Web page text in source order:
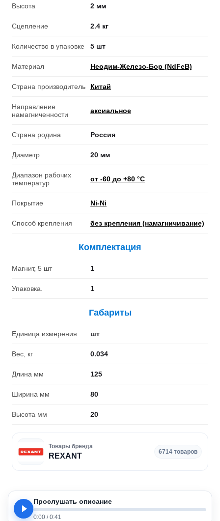
Высота 2 мм
Сцепление 2.4 кг
Количество в упаковке 5 шт
Материал Неодим-Железо-Бор (NdFeB)
Страна производитель Китай
Направление
намагниченности
аксиальное
Страна родина Россия
Диаметр 20 мм
Диапазон рабочих
температур
от -60 до +80 °С
Покрытие Ni-Ni
Способ крепления без крепления (намагничивание)
Комплектация
Магнит, 5 шт 1
Упаковка. 1
Габариты
Единица измерения шт
Вес, кг 0.034
Длина мм 125
Ширина мм 80
Высота мм 20
Товары бренда
REXANT
6714 товаров
Прослушать описание
0:00 / 0:41